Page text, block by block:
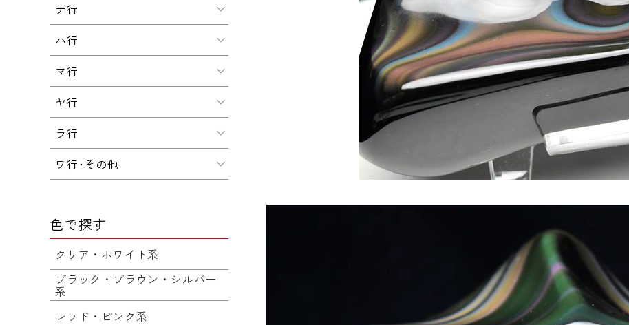
ナ行
ハ行
マ行
ヤ行
ラ行
ワ行･その他
色で探す
クリア・ホワイト系
ブラック・ブラウン・シルバー
系
レッド・ピンク系